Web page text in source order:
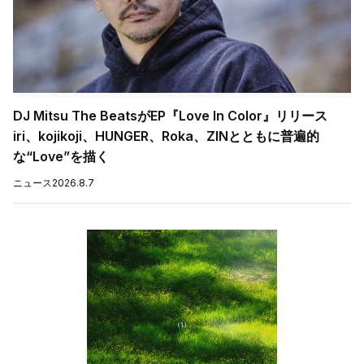
DJ Mitsu The BeatsがEP『Love In Color』リリース
iri、kojikoji、HUNGER、Roka、ZINとともに普遍的
な“Love”を描く
ニュース2026.8.7